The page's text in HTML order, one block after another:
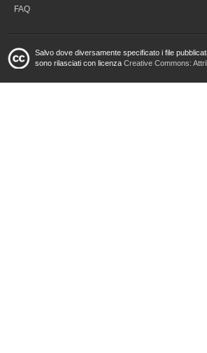
FAQ
Salvo dove diversamente specificato i file
sono rilasciati con licenza Creative Commons: